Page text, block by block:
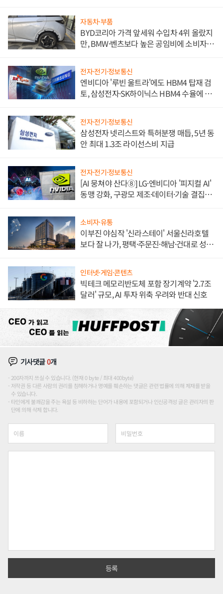
자동차·부품
BYD코리아 가격 앞세워 수입차 4위 올랐지
만, BMW·벤츠보다 높은 공임비에 소비자
전자·전기·정보통신
엔비디아 '루빈 울트라'에도 HBM4 탑재 검
토, 삼성전자·SK하이닉스 HBM4 수율에 주
전자·전기·정보통신
삼성전자 넷리스트와 특허분쟁 매듭, 5년 동
안 최대 1.3조 라이선스비 지급
전자·전기·정보통신
[AI 뭉쳐야 산다⑧] LG·엔비디아 '피지컬 AI'
동맹 강화, 구광모 제조·데이터·기술 결집
소비자·유통
이부진 야심작 '신라스테이' 서울신라호텔
보다 잘 나가, 평택·주문진·해남·건대로 성
인터넷·게임·콘텐츠
빅테크 메모리반도체 포함 장기계약 '2.7조
달러' 규모, AI 투자 위축 우려와 반대 신호
기사댓글0개
200자까지 쓰실 수 있습니다. (현재 0 byte / 최대 400byte)
저작권 등 다른 사람의 권리를 침해하거나 명예를 훼손하는 댓글은 관련 법률에 의해 제재를 받을
수 있습니다.
타인에게 불쾌감을 주는 욕설 등 비하하는 단어가 내용에 포함되거나 인신공격성 글은 관리자의 판
단에 의해 삭제 합니다.